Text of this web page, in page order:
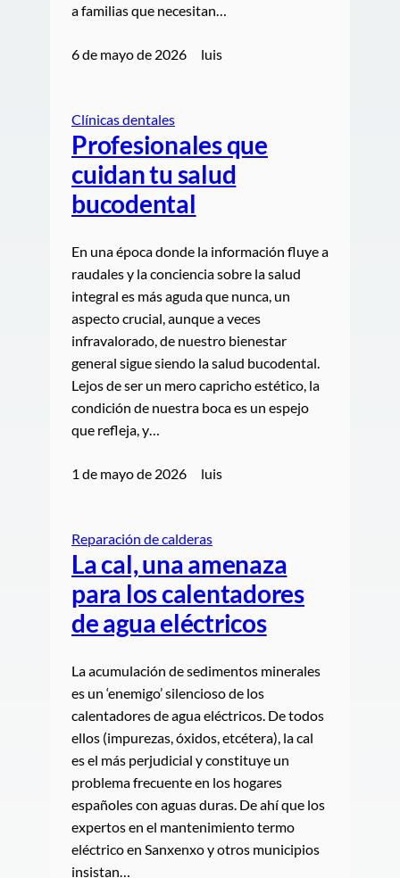
a familias que necesitan…
6 de mayo de 2026 luis
Clínicas dentales
Profesionales que
cuidan tu salud
bucodental
En una época donde la información fluye a
raudales y la conciencia sobre la salud
integral es más aguda que nunca, un
aspecto crucial, aunque a veces
infravalorado, de nuestro bienestar
general sigue siendo la salud bucodental.
Lejos de ser un mero capricho estético, la
condición de nuestra boca es un espejo
que refleja, y…
1 de mayo de 2026 luis
Reparación de calderas
La cal, una amenaza
para los calentadores
de agua eléctricos
La acumulación de sedimentos minerales
es un ‘enemigo’ silencioso de los
calentadores de agua eléctricos. De todos
ellos (impurezas, óxidos, etcétera), la cal
es el más perjudicial y constituye un
problema frecuente en los hogares
españoles con aguas duras. De ahí que los
expertos en el mantenimiento termo
eléctrico en Sanxenxo y otros municipios
insistan…